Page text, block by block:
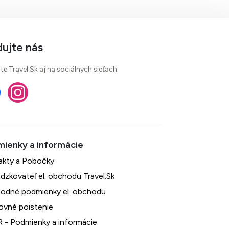
nás
Travel.Sk aj na sociálnych sieťach.
a Pobočky
el. obchodu Travel.Sk
podmienky el. obchodu
poistenie
- Podmienky a informácie